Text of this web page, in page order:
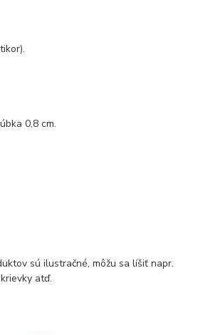
0,8 cm.
sú ilustračné, môžu sa líšiť napr.
atď.